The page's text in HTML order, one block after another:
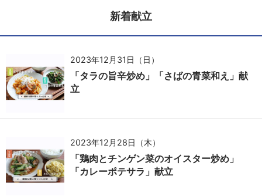
新着献立
2023年12月31日（日）
「タラの旨辛炒め」「さばの青菜和え」献
立
2023年12月28日（木）
「鶏肉とチンゲン菜のオイスター炒め」
「カレーポテサラ」献立